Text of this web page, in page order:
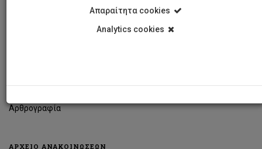
Αρθρογραφία
ΑΡΧΕΙΟ ΑΝΑΚΟΙΝΩΣΕΩΝ
Απαραίτητα cookies
Analytics cookies